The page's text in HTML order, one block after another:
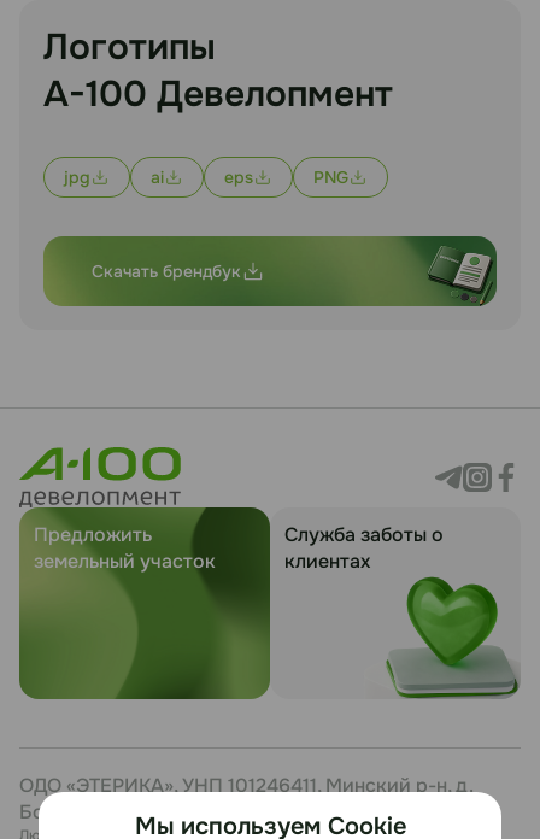
Логотипы
А-100 Девелопмент
jpg ai eps PNG
Скачать брендбук
Предложить
земельный участок
Служба заботы о
клиентах
ОДО «ЭТЕРИКА», УНП 101246411, Минский р-н, д.
Боровая, 7, каб. 27Мы используем Cookie